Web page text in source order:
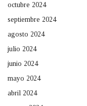
octubre 2024
septiembre 2024
agosto 2024
julio 2024
junio 2024
mayo 2024
abril 2024